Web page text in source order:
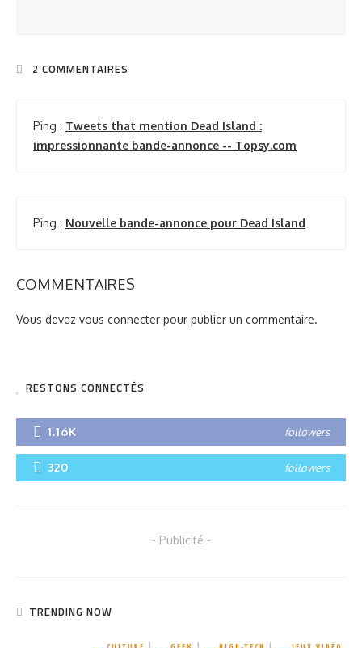
2 COMMENTAIRES
Ping : Tweets that mention Dead Island :
impressionnante bande-annonce -- Topsy.com
Ping : Nouvelle bande-annonce pour Dead Island
COMMENTAIRES
Vous devez vous connecter pour publier un commentaire.
RESTONS CONNECTÉS
1.16K followers
320 followers
- Publicité -
TRENDING NOW